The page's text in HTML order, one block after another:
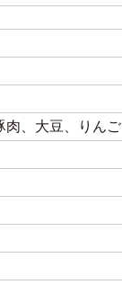
肉、大豆、りんご